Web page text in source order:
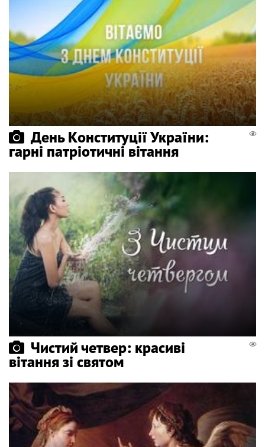
День Конституції України:
гарні патріотичні вітання
Чистий четвер: красиві
вітання зі святом